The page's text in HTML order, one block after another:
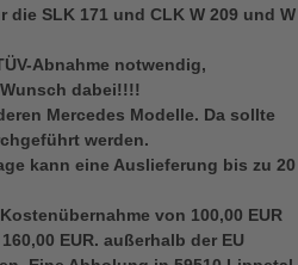
SLK 171 und CLK W 209 und W
Abnahme notwendig,
dabei!!!!
Mercedes Modelle. Da sollte
werden.
kann eine Auslieferung bis zu 20
von 100,00 EUR
EUR. außerhalb der EU